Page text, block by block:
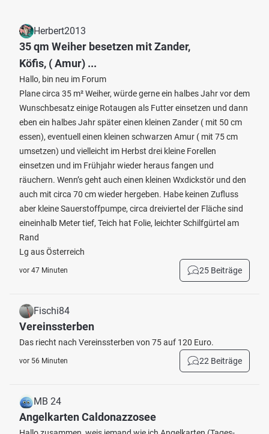
Herbert2013
35 qm Weiher besetzen mit Zander,
Köfis, ( Amur) ...
Hallo, bin neu im Forum
Plane circa 35 m² Weiher, würde gerne ein halbes Jahr vor dem
Wunschbesatz einige Rotaugen als Futter einsetzen und dann
eben ein halbes Jahr später einen kleinen Zander ( mit 50 cm
essen), eventuell einen kleinen schwarzen Amur ( mit 75 cm
umsetzen) und vielleicht im Herbst drei kleine Forellen
einsetzen und im Frühjahr wieder heraus fangen und
räuchern. Wenn’s geht auch einen kleinen Wxdickstör und den
auch mit circa 70 cm wieder hergeben. Habe keinen Zufluss
aber kleine Sauerstoffpumpe, circa dreiviertel der Fläche sind
eineinhalb Meter tief, Teich hat Folie, leichter Schilfgürtel am
Rand
Lg aus Österreich
vor 47 Minuten 25 Beiträge
Fischi84
Vereinssterben
Das riecht nach Vereinssterben von 75 auf 120 Euro.
vor 56 Minuten 22 Beiträge
MB 24
Angelkarten Caldonazzosee